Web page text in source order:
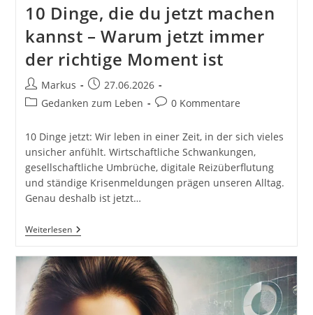
10 Dinge, die du jetzt machen
kannst – Warum jetzt immer
der richtige Moment ist
Beitrags-
Autor:
Markus
Beitrag
veröffentlicht:
27.06.2026
Beitrags-
Gedanken zum Leben
Beitrags-
0 Kommentare
10 Dinge jetzt: Wir leben in einer Zeit, in der sich vieles
unsicher anfühlt. Wirtschaftliche Schwankungen,
gesellschaftliche Umbrüche, digitale Reizüberflutung
und ständige Krisenmeldungen prägen unseren Alltag.
Genau deshalb ist jetzt…
Weiterlesen10
Dinge,
Du
Jetzt
Machen
Kannst
–